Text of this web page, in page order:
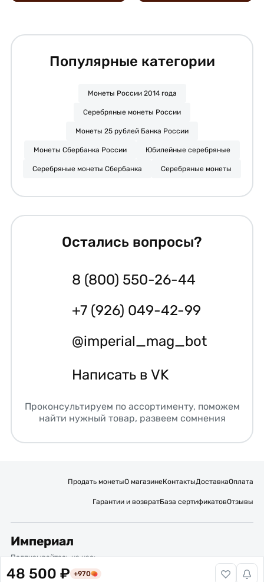
48 500 ₽ +970
Популярные категории
Монеты России 2014 года
Серебряные монеты России
Монеты 25 рублей Банка России
Монеты Сбербанка России Юбилейные серебряные
Серебряные монеты Сбербанка Серебряные монеты
Остались вопросы?
8 (800) 550-26-44
+7 (926) 049-42-99
@imperial_mag_bot
Написать в VK
Проконсультируем по ассортименту, поможем
найти нужный товар, развеем сомнения
Продать монетыО магазинеКонтактыДоставкаОплата
Гарантии и возвратБаза сертификатовОтзывы
Империал
Подписывайтесь на нас:
Вакансии